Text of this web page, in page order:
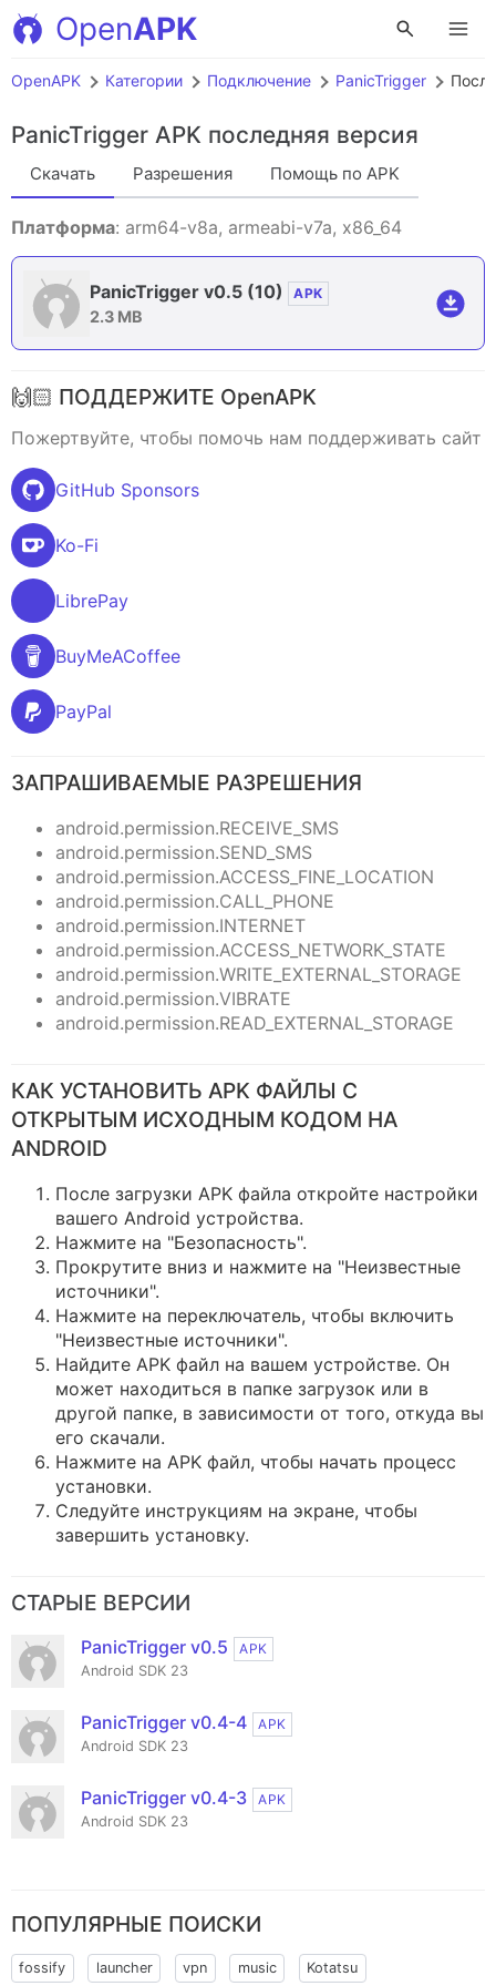
OpenAPK
OpenAPK Категории Подключение PanicTrigger
PanicTrigger APK последняя версия
Скачать Разрешения Помощь по APK
Платформа: arm64-v8a, armeabi-v7a, x86_64
PanicTrigger v0.5 (10) APK
2.3 MB
🙌🏻 ПОДДЕРЖИТЕ OpenAPK
Пожертвуйте, чтобы помочь нам поддерживать сайт
GitHub Sponsors
Ko-Fi
LibrePay
BuyMeACoffee
PayPal
ЗАПРАШИВАЕМЫЕ РАЗРЕШЕНИЯ
android.permission.RECEIVE_SMS
android.permission.SEND_SMS
android.permission.ACCESS_FINE_LOCATION
android.permission.CALL_PHONE
android.permission.INTERNET
android.permission.ACCESS_NETWORK_STATE
android.permission.WRITE_EXTERNAL_STORAGE
android.permission.VIBRATE
android.permission.READ_EXTERNAL_STORAGE
КАК УСТАНОВИТЬ APK ФАЙЛЫ С
ОТКРЫТЫМ ИСХОДНЫМ КОДОМ НА
ANDROID
После загрузки APK файла откройте настройки
вашего Android устройства.
Нажмите на "Безопасность".
Прокрутите вниз и нажмите на "Неизвестные
источники".
Нажмите на переключатель, чтобы включить
"Неизвестные источники".
Найдите APK файл на вашем устройстве. Он
может находиться в папке загрузок или в
другой папке, в зависимости от того, откуда вы
его скачали.
Нажмите на APK файл, чтобы начать процесс
установки.
Следуйте инструкциям на экране, чтобы
завершить установку.
СТАРЫЕ ВЕРСИИ
PanicTrigger v0.5
APK
Android SDK 23
PanicTrigger v0.4-4
APK
Android SDK 23
PanicTrigger v0.4-3
APK
Android SDK 23
ПОПУЛЯРНЫЕ ПОИСКИ
fossify launcher vpn music Kotatsu